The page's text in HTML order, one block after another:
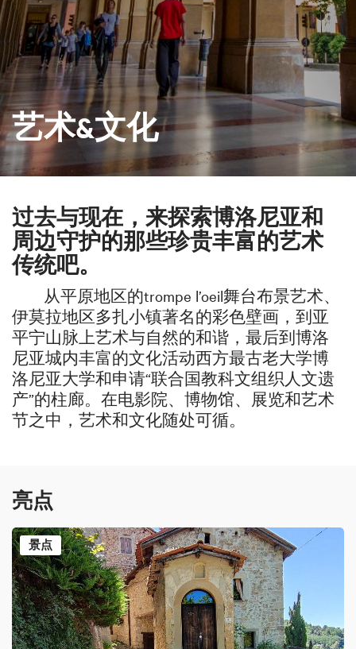
艺术&文化
过去与现在，来探索博洛尼亚和
周边守护的那些珍贵丰富的艺术
传统吧。
从平原地区的trompe l’oeil舞台布景艺术、
伊莫拉地区多扎小镇著名的彩色壁画，到亚
平宁山脉上艺术与自然的和谐，最后到博洛
尼亚城内丰富的文化活动西方最古老大学博
洛尼亚大学和申请“联合国教科文组织人文遗
产”的柱廊。在电影院、博物馆、展览和艺术
节之中，艺术和文化随处可循。
亮点
景点